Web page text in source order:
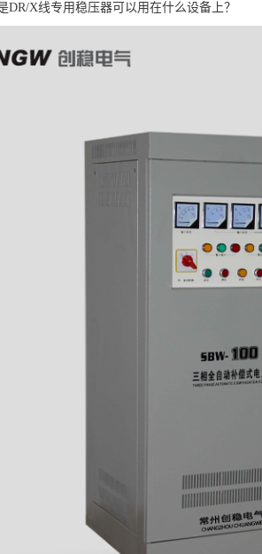
DR/X线专用稳压器可以用在什么设备上？